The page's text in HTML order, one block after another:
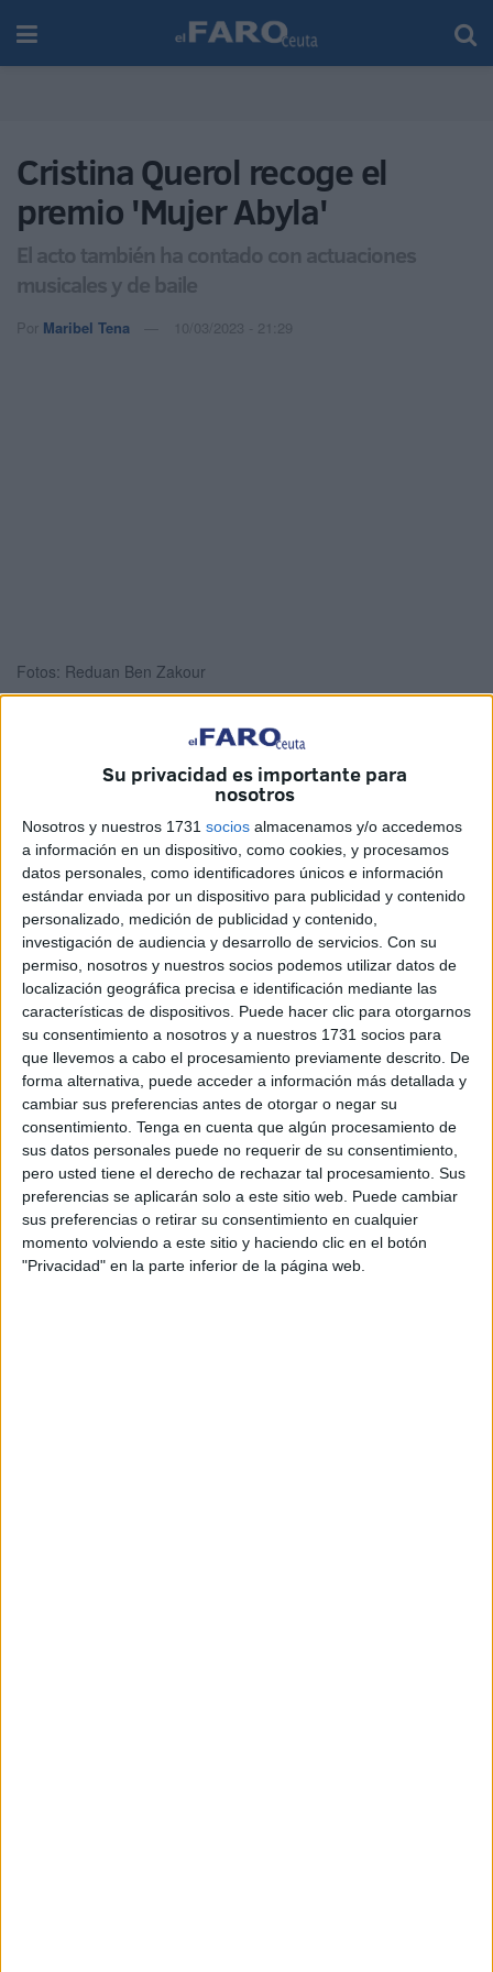
Su privacidad es importante para
nosotros
Nosotros y nuestros 1731 socios almacenamos y/o accedemos
a información en un dispositivo, como cookies, y procesamos
datos personales, como identificadores únicos e información
estándar enviada por un dispositivo para publicidad y contenido
personalizado, medición de publicidad y contenido,
investigación de audiencia y desarrollo de servicios. Con su
permiso, nosotros y nuestros socios podemos utilizar datos de
localización geográfica precisa e identificación mediante las
características de dispositivos. Puede hacer clic para otorgarnos
su consentimiento a nosotros y a nuestros 1731 socios para
que llevemos a cabo el procesamiento previamente descrito. De
forma alternativa, puede acceder a información más detallada y
cambiar sus preferencias antes de otorgar o negar su
consentimiento. Tenga en cuenta que algún procesamiento de
sus datos personales puede no requerir de su consentimiento,
pero usted tiene el derecho de rechazar tal procesamiento. Sus
preferencias se aplicarán solo a este sitio web. Puede cambiar
sus preferencias o retirar su consentimiento en cualquier
momento volviendo a este sitio y haciendo clic en el botón
"Privacidad" en la parte inferior de la página web.
Cristina Querol recoge el
premio 'Mujer Abyla'
El acto también ha contado con actuaciones
musicales y de baile
Por Maribel Tena 10/03/2023 - 21:29
Fotos: Reduan Ben Zakour
El Salón de actos del institutoAbylade Ceuta ha vivido
este viernes el momento cumbre de su semana
reivindicativa por el Día Internacional de laMujer, que se
celebra cada8 de marzo, con la entrega del galardón
‘Mujer Abyla’ del año 2023 aCristina Querol, profesora
titular del Conservatorio Profesional de Música Ángel
García Ruiz y coordinadora de Igualdad de dicho centro.
La gala ha comenzado con la intervención de Juan Ángel
Otaola, director del IES, quien dio la bienvenida a todos
los asistentes y en especial a David Muñoz Arbona,
senador por Ceuta; así como a Alicia Oliveira y Nieves
Crego, de la Dirección Provincial de Educación.
Juan Ángel Otaola ha manifestado que "este premio es
algo muy importante. Todo comienza cuando se hacen
obligatorio los planes e igualdad en los centros", ya que
"estamos utilizando la educación para ese camino de la
igualdad y la tolerancia".